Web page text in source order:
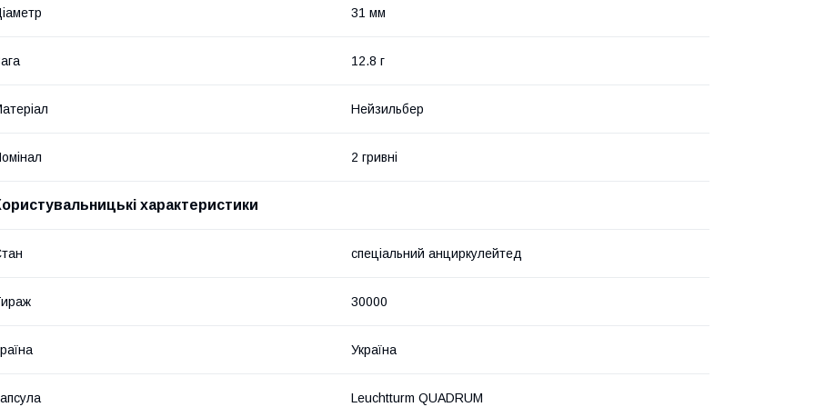
31 мм
12.8 г
Нейзильбер
2 гривні
характеристики
спеціальний анциркулейтед
30000
Україна
Leuchtturm QUADRUM